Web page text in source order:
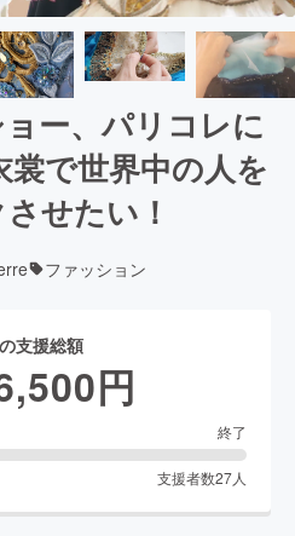
ー、パリコレに
で世界中の人を
せたい！
ファッション
支援総額
円
終了
支援者数27人